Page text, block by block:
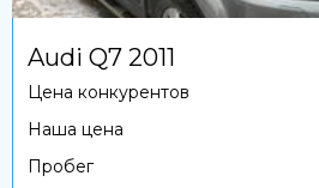
Audi Q7 2011
Цена конкурентов
Наша цена
Пробег